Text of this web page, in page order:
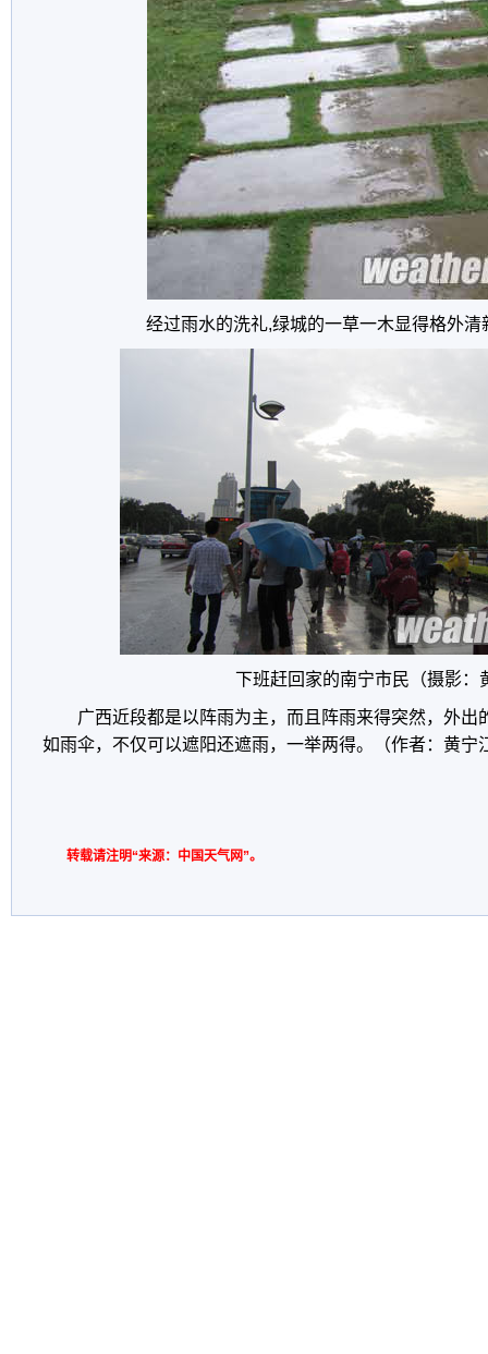
经过雨水的洗礼,绿城的一草一木显得格外
下班赶回家的南宁市民（摄影：
广西近段都是以阵雨为主，而且阵雨来得突然，外出
如雨伞，不仅可以遮阳还遮雨，一举两得。（作者：黄宁
转载请注明“来源：中国天气网”。